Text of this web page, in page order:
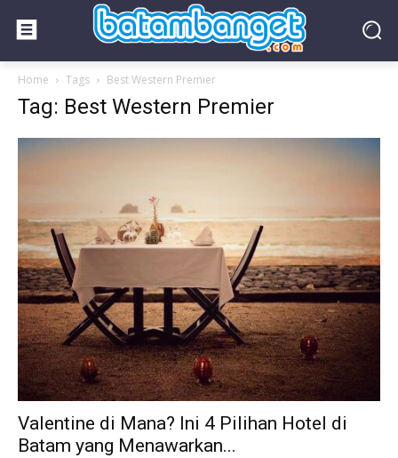
Home Tags Best Western Premier
Tag: Best Western Premier
Valentine di Mana? Ini 4 Pilihan Hotel di
Batam yang Menawarkan...